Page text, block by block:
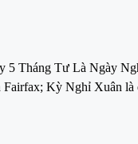
5 Tháng Tư Là Ngày
Fairfax; Kỳ Nghỉ Xuân